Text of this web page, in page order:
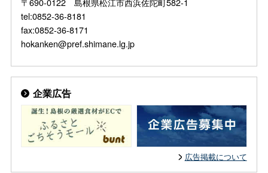
tel:0852-36-8181
fax:0852-36-8171
hokanken@pref.shimane.lg.jp
企業広告
広告掲載について